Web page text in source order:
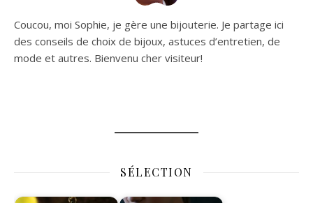
Coucou, moi Sophie, je gère une bijouterie. Je partage ici
des conseils de choix de bijoux, astuces d’entretien, de
mode et autres. Bienvenu cher visiteur!
SÉLECTION